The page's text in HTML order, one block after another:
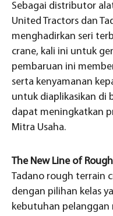
Sebagai distributor
United Tractors dan
menghadirkan seri
crane, kali ini untuk
pembaruan ini
serta kenyamanan
untuk diaplikasikan di
dapat meningkatkan
Mitra Usaha.
The New Line of
Tadano rough terrain
dengan pilihan kelas
kebutuhan pelanggan